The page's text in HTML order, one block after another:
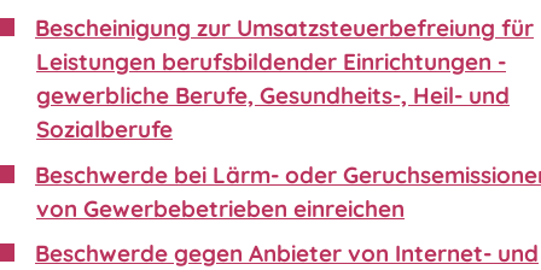
Bescheinigung zur Umsatzsteuerbefreiung für
Leistungen berufsbildender Einrichtungen -
gewerbliche Berufe, Gesundheits-, Heil- und
Sozialberufe
Beschwerde bei Lärm- oder
von Gewerbebetrieben einreichen
Beschwerde gegen Anbieter von Internet- und